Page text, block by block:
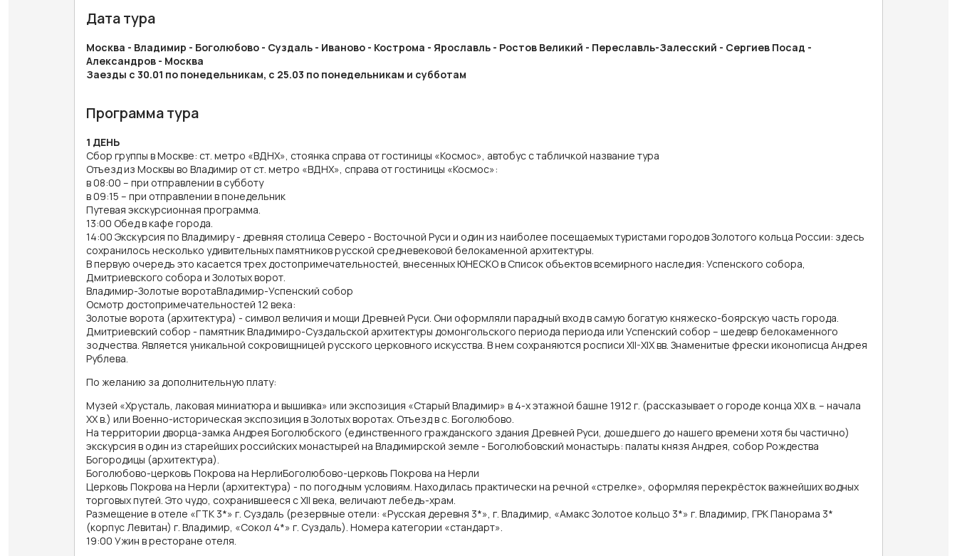
Дата тура
Москва - Владимир - Боголюбово - Суздаль - Иваново - Кострома - Ярославль - Ростов Великий - Переславль-Залесский - Сергиев Посад -
Александров - Москва
Заезды с 30.01 по понедельникам, с 25.03 по понедельникам и субботам
Программа тура
1 ДЕНЬ
Сбор группы в Москве: ст. метро «ВДНХ», стоянка справа от гостиницы «Космос», автобус с табличкой название тура
Отъезд из Москвы во Владимир от ст. метро «ВДНХ», справа от гостиницы «Космос»:
в 08:00 – при отправлении в субботу
в 09:15 – при отправлении в понедельник
Путевая экскурсионная программа.
13:00 Обед в кафе города.
14:00 Экскурсия по Владимиру - древняя столица Северо - Восточной Руси и один из наиболее посещаемых туристами городов Золотого кольца России: здесь
сохранилось несколько удивительных памятников русской средневековой белокаменной архитектуры.
В первую очередь это касается трех достопримечательностей, внесенных ЮНЕСКО в Список объектов всемирного наследия: Успенского собора,
Дмитриевского собора и Золотых ворот.
Владимир-Золотые воротаВладимир-Успенский собор
Осмотр достопримечательностей 12 века:
Золотые ворота (архитектура) - символ величия и мощи Древней Руси. Они оформляли парадный вход в самую богатую княжеско-боярскую часть города.
Дмитриевский собор - памятник Владимиро-Суздальской архитектуры домонгольского периода периода или Успенский собор – шедевр белокаменного
зодчества. Является уникальной сокровищницей русского церковного искусства. В нем сохраняются росписи XII-XIX вв. Знаменитые фрески иконописца Андрея
Рублева.
По желанию за дополнительную плату:
Музей «Хрусталь, лаковая миниатюра и вышивка» или экспозиция «Старый Владимир» в 4-х этажной башне 1912 г. (рассказывает о городе конца XIX в. – начала
XX в.) или Военно-историческая экспозиция в Золотых воротах. Отъезд в с. Боголюбово.
На территории дворца-замка Андрея Боголюбского (единственного гражданского здания Древней Руси, дошедшего до нашего времени хотя бы частично)
экскурсия в один из старейших российских монастырей на Владимирской земле - Боголюбовский монастырь: палаты князя Андрея, собор Рождества
Богородицы (архитектура).
Боголюбово-церковь Покрова на НерлиБоголюбово-церковь Покрова на Нерли
Церковь Покрова на Нерли (архитектура) - по погодным условиям. Находилась практически на речной «стрелке», оформляя перекрёсток важнейших водных
торговых путей. Это чудо, сохранившееся с ХII века, величают лебедь-храм.
Размещение в отеле «ГТК 3*» г. Суздаль (резервные отели: «Русская деревня 3*», г. Владимир, «Амакс Золотое кольцо 3*» г. Владимир, ГРК Панорама 3*
(корпус Левитан) г. Владимир, «Сокол 4*» г. Суздаль). Номера категории «стандарт».
19:00 Ужин в ресторане отеля.